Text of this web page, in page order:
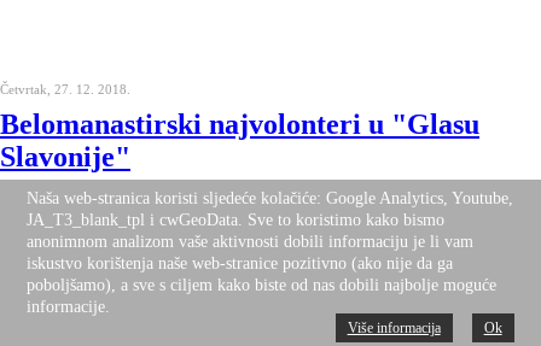
Četvrtak, 27. 12. 2018.
Belomanastirski najvolonteri u "Glasu
Slavonije"
Ponedjeljak, 24. 12. 2018.
Božićna čestitka
Naša web-stranica koristi sljedeće kolačiće: Google Analytics, Youtube,
JA_T3_blank_tpl i cwGeoData. Sve to koristimo kako bismo
anonimnom analizom vaše aktivnosti dobili informaciju je li vam
iskustvo korištenja naše web-stranice pozitivno (ako nije da ga
poboljšamo), a sve s ciljem kako biste od nas dobili najbolje moguće
informacije.
Više informacija Ok